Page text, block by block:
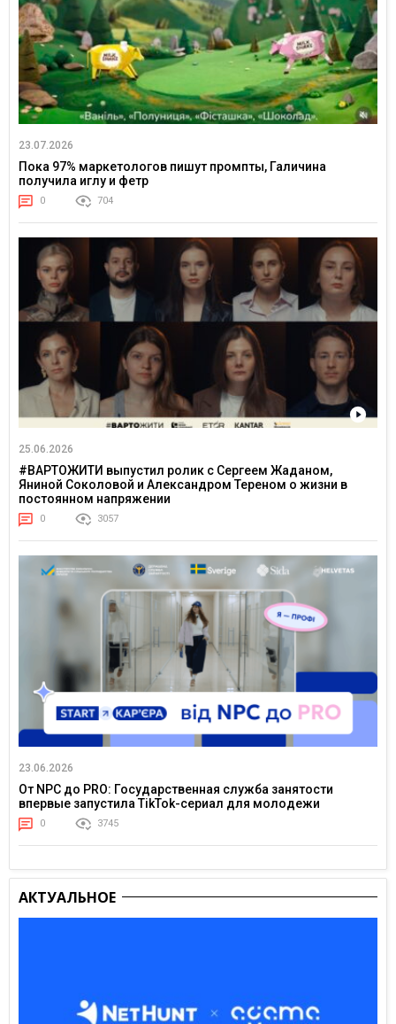
23.07.2026
Пока 97% маркетологов пишут промпты, Галичина
получила иглу и фетр
0 704
25.06.2026
#ВАРТОЖИТИ выпустил ролик с Сергеем Жаданом,
Яниной Соколовой и Александром Тереном о жизни в
постоянном напряжении
0 3057
23.06.2026
От NPC до PRO: Государственная служба занятости
впервые запустила TikTok-сериал для молодежи
0 3745
АКТУАЛЬНОЕ